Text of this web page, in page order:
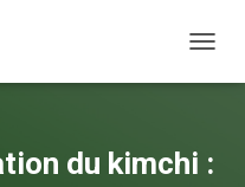
du kimchi :